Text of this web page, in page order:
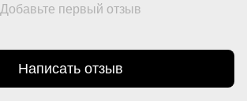
Добавьте первый отзыв
Написать отзыв